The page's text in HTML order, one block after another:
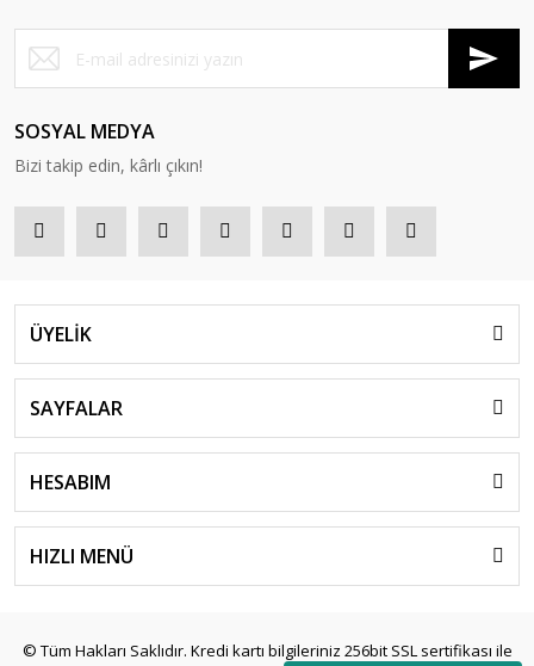
SOSYAL MEDYA
Bizi takip edin, kârlı çıkın!
ÜYELİK
SAYFALAR
HESABIM
HIZLI MENÜ
© Tüm Hakları Saklıdır. Kredi kartı bilgileriniz 256bit SSL sertifikası ile